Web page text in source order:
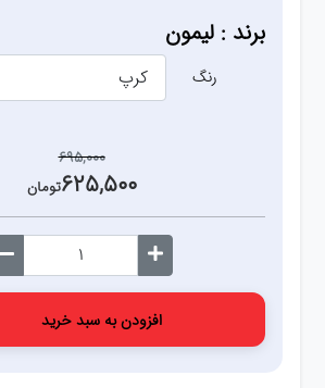
بانکه،پاسماوری،جا
ادویه
سطل
عطر،خوشبو کننده
برند : لیمون
رنگ
695,000
625,500تومان
افزودن به سبد خرید